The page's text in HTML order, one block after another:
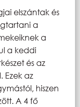
elszántak és
a
a
a keddi
és az
Ezek az
hiszen
A 4 fő